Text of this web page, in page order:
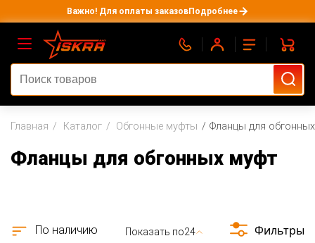
Важно! Для оплаты заказовПодробнее
Главная Каталог Обгонные муфты Фланцы для
Фланцы для обгонных муфт
Показать по24
По наличию Фильтры